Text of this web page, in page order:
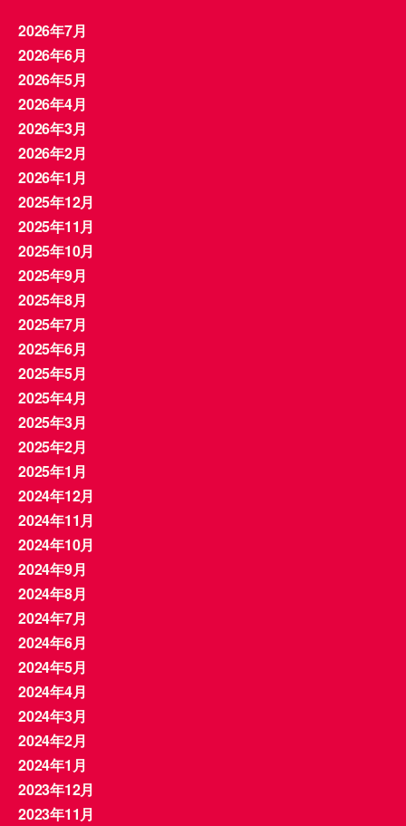
2026年7月
2026年6月
2026年5月
2026年4月
2026年3月
2026年2月
2026年1月
2025年12月
2025年11月
2025年10月
2025年9月
2025年8月
2025年7月
2025年6月
2025年5月
2025年4月
2025年3月
2025年2月
2025年1月
2024年12月
2024年11月
2024年10月
2024年9月
2024年8月
2024年7月
2024年6月
2024年5月
2024年4月
2024年3月
2024年2月
2024年1月
2023年12月
2023年11月